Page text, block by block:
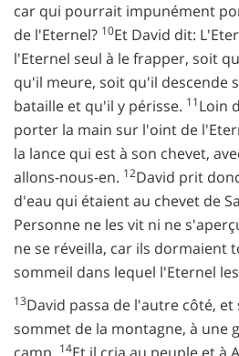
car qui pourrait impunément
de l'Eternel? 10Et David dit:
l'Eternel seul à le frapper, soit
qu'il meure, soit qu'il descende
bataille et qu'il y périsse. 11Loin
porter la main sur l'oint de
la lance qui est à son chevet,
allons-nous-en. 12David prit
d'eau qui étaient au chevet de
Personne ne les vit ni ne
ne se réveilla, car ils dormaient
sommeil dans lequel l'Eternel
13David passa de l'autre côté,
sommet de la montagne, à une
14